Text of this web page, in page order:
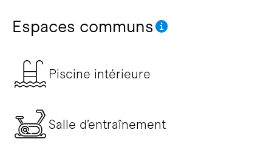
Espaces communs
Piscine intérieure
Salle d’entraînement